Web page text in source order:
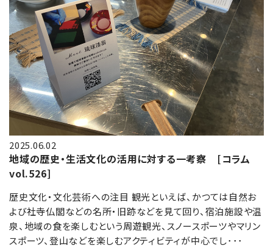
2025.06.02
地域の歴史・生活文化の活用に対する一考察 [コラム
vol.526]
歴史文化・文化芸術への注目 観光といえば、かつては自然お
よび社寺仏閣などの名所・旧跡などを見て回り、宿泊施設や温
泉、地域の食を楽しむという周遊観光、スノースポーツやマリン
スポーツ、登山などを楽しむアクティビティが中心でし･･･